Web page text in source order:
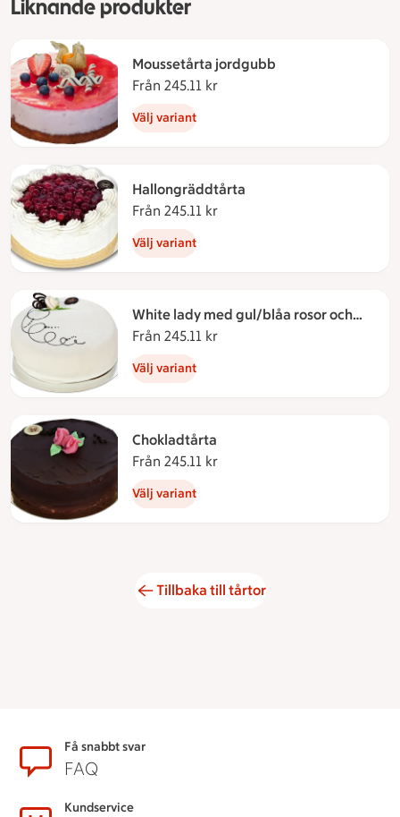
Liknande produkter
Moussetårta jordgubb
Från 245.11 kr
Välj variant
Hallongräddtårta
Från 245.11 kr
Välj variant
White lady med gul/blåa rosor och
flaggor
Från 245.11 kr
Välj variant
Chokladtårta
Från 245.11 kr
Välj variant
Tillbaka till tårtor
SidfotFå snabbt svar
FAQ
Kundservice